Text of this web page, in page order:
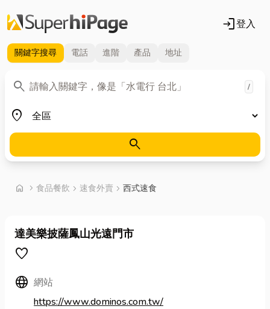
login登入
關鍵字搜尋 電話 進階 產品 地址
search
關鍵字 /
place
地區
search
home chevron_right 首頁
食品餐飲 chevron_right 速食外賣 chevron_right 西式速食
達美樂披薩鳳山光遠門市
favorite
Language 網站
https://www.dominos.com.tw/